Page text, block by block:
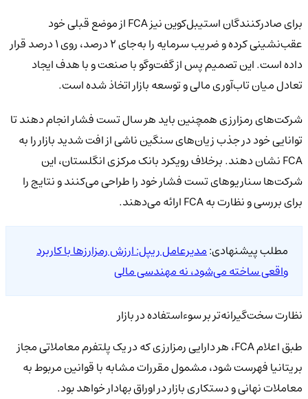
برای صادرکنندگان استیبل‌کوین نیز FCA از موضع قبلی خود
عقب‌نشینی کرده و ضریب سرمایه را به‌جای ۲ درصد، روی ۱ درصد قرار
داده است. این تصمیم پس از گفت‌وگو با صنعت و با هدف ایجاد
تعادل میان تاب‌آوری مالی و توسعه بازار اتخاذ شده است.
شرکت‌های رمزارزی همچنین باید هر سال تست فشار انجام دهند تا
توانایی خود در جذب زیان‌های سنگین ناشی از افت شدید بازار را به
FCA نشان دهند. برخلاف رویکرد بانک مرکزی انگلستان، این
شرکت‌ها سناریوهای تست فشار خود را طراحی می‌کنند و نتایج را
برای بررسی و نظارت به FCA ارائه می‌دهند.
مطلب پیشنهادی:مدیرعامل ریپل: ارزش رمزارزها با کاربرد
واقعی ساخته می‌شود، نه مهندسی مالی
نظارت سخت‌گیرانه‌تر بر سوءاستفاده در بازار
طبق اعلام FCA، هر دارایی رمزارزی که در یک پلتفرم معاملاتی مجاز
بریتانیا فهرست شود، مشمول مقررات مشابه با قوانین مربوط به
معاملات نهانی و دستکاری بازار در اوراق بهادار خواهد بود.